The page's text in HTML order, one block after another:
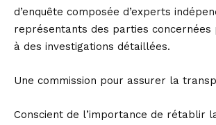
d’enquête composée d’experts
représentants des parties concernées
à des investigations détaillées.
Une commission pour assurer la
Conscient de l’importance de rétablir